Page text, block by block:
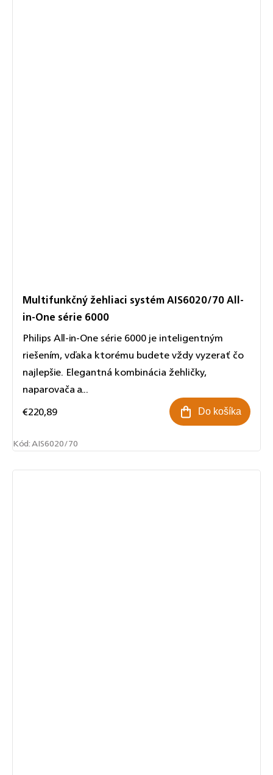
Multifunkčný žehliaci systém AIS6020/70 All-
in-One série 6000
€220,89 Do košíka
Philips All-in-One série 6000 je inteligentným
riešením, vďaka ktorému budete vždy vyzerať čo
najlepšie. Elegantná kombinácia žehličky,
naparovača a...
Kód:AIS6020/70